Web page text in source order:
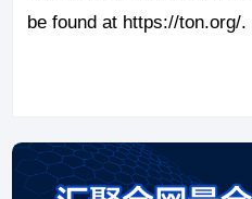
be found at https://ton.org/.